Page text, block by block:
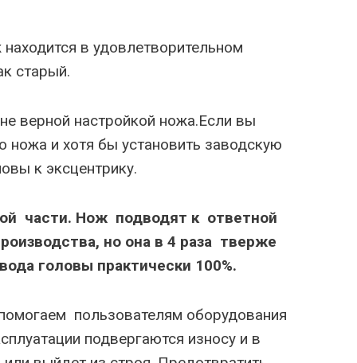
в удовлетворительном
старый.
верной настройкой ножа.Если вы
ножа и хотя бы установить заводскую
к эксцентрику.
части. Нож подводят к ответной
но она в 4 раза тверже
головы практически 100%.
пользователям оборудования
подвергаются износу и в